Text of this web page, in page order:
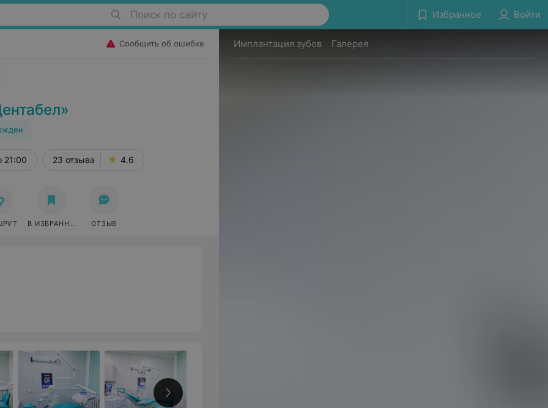
Поиск по сайту Избранное Войти
Сообщить об ошибке
21:00 23 отзыва 4.6
В ИЗБРАННОЕ ОТЗЫВ
Имплантация зубов Галерея